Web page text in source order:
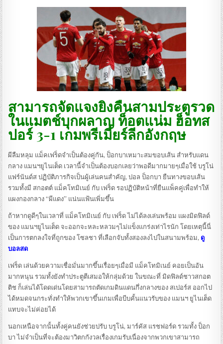
สามารถจัดแจงยิงคืนสามประตูรวด
ในแมตช์บุกผลาญ ท็อตแน่ม ฮ็อทส
ปอร์ 3-1 เกมพรีเมียร์ลีกอังกฤษ
ผีลืมหลุม แม็คเฟร็ดจำเป็นต้องคู่กัน, ป็อกบาเหมาะสมขอบเส้น สำหรับแดน
กลาง แมนฯยูไนเต็ด เวลานี้จำเป็นต้องบอกเลยว่าพอดีมากมายๆเมื่อใช้ บรูโน่
แฟร์นันด์ส ปฏิบัติภารกิจเป็นผู้เล่นคนสำคัญ, ปอล ป็อกบา ยืนทางขอบเส้น
รวมทั้งมี สกอตต์ แม็คโทมิเนย์ กับ เฟร็ด รอปฏิบัติหน้าที่ยืนแพ็คคู่เพื่อทำให้
แผงกองกลาง “ผีแดง” แน่นแฟ้นเพิ่มขึ้น
ถ้าหากดูดีๆในเวลาที่ แม็คโทมิเนย์ กับ เฟร็ด ไม่ได้ลงเล่นพร้อม แผงมิดฟิลด์
ของ แมนฯยูไนเต็ด จะออกจะหละหลวมๆไม่แข็งแกร่งเท่าไรนัก โดยเหตุนี้นี่
เป็นการตกลงใจที่ถูกของ โซลชา ที่เลือกจับทั้งสองลงไปในสนามพร้อม, ดู
บอลสด
เฟร็ด เล่นด้วยความเชื่อมั่นมากขึ้นเรื่อยๆเมื่อมี แม็คโทมิเนย์ คอยเป็นอัน
มากหนุน รวมทั้งยังทำประตูตีเสมอให้กลุ่มด้วย ในขณะที่ มิดฟิลด์ชาวสกอต
ติช ก็เล่นได้โดดเด่นโดยสามารถตัดเกมดินแดนกึ่งกลางของ สเปอร์ส ออกไป
ได้หมดจนกระทั่งทำให้พวกเขาขึ้นเกมเพื่อบีบคั้นแนวรับของ แมนฯ ยูไนเต็ด
แทบจะไม่ค่อยได้
นอกเหนือจากนั้นทั้งคู่คนยังช่วยปรับ บรูโน่, มาร์คัส แรชฟอร์ด รวมทั้ง ป็อก
บา ไม่จำเป็นที่จะต้องมาวิตกกังวลเรื่องเกมรับเนื่องจากพวกเขาสามารถ